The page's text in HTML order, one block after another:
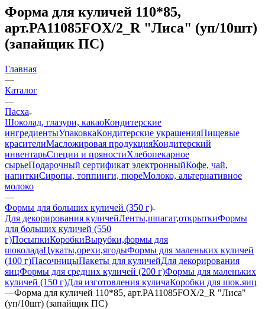
Форма для куличей 110*85,
арт.PA11085FOX/2_R "Лиса" (уп/10шт)
(запайщик ПС)
Главная
—
Каталог
—
Пасха
Шоколад, глазури, какаоКондитерские
ингредиентыУпаковкаКондитерские украшенияПищевые
красителиМасложировая продукцияКондитерский
инвентарьСпеции и пряностиХлебопекарное
сырьеПодарочный сертификат электронныйКофе, чай,
напиткиСиропы, топпинги, пюреМолоко, альтернативное
молоко
—
Формы для больших куличей (350 г)
Для декорирования куличейЛенты,шпагат,открыткиФормы
для больших куличей (550
г)ПосыпкиКоробкиВырубки,формы для
шоколадаЦукаты,орехи,ягодыФормы для маленьких куличей
(100 г)ПасочницыПакеты для куличейДля декорирования
яицФормы для средних куличей (200 г)Формы для маленьких
куличей (150 г)Для изготовления куличаКоробки для шок.яиц
—Форма для куличей 110*85, арт.PA11085FOX/2_R "Лиса"
(уп/10шт) (запайщик ПС)